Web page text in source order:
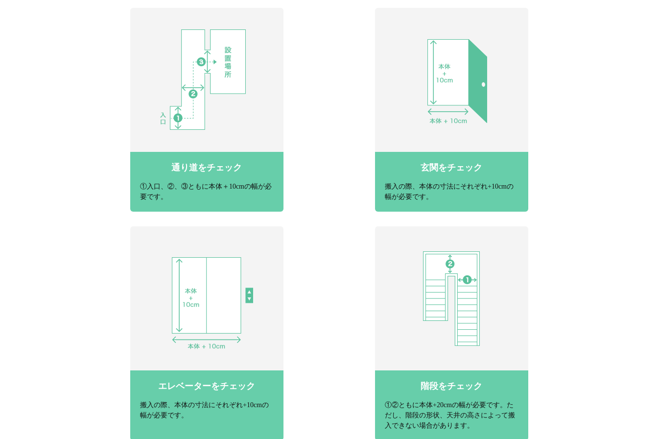
通り道をチェック
①入口、②、③ともに本体＋10cmの幅が必
要です。
玄関をチェック
搬入の際、本体の寸法にそれぞれ+10cmの
幅が必要です。
エレベーターをチェック
搬入の際、本体の寸法にそれぞれ+10cmの
幅が必要です。
階段をチェック
①②ともに本体+20cmの幅が必要です。た
だし、階段の形状、天井の高さによって搬
入できない場合があります。